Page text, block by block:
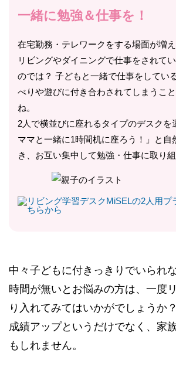
一緒に勉強＆仕事を！
在宅勤務・テレワークをする場面が増え
リビングやダイニングで仕事をされて
のでは？ 子どもと一緒で仕事をしてい
べりや遊びに付き合わされてしまうこ
ね。
2人で横並びに座れるタイプのデスクを
ママと一緒に1時間机に座ろう！」と自
き、お互い集中して勉強・仕事に取り組
中々子どもに付きっきりでいられ
時間が無いとお悩みの方は、一度
り入れてみてはいかがでしょうか？
成績アップというだけでなく、家
もしれません。